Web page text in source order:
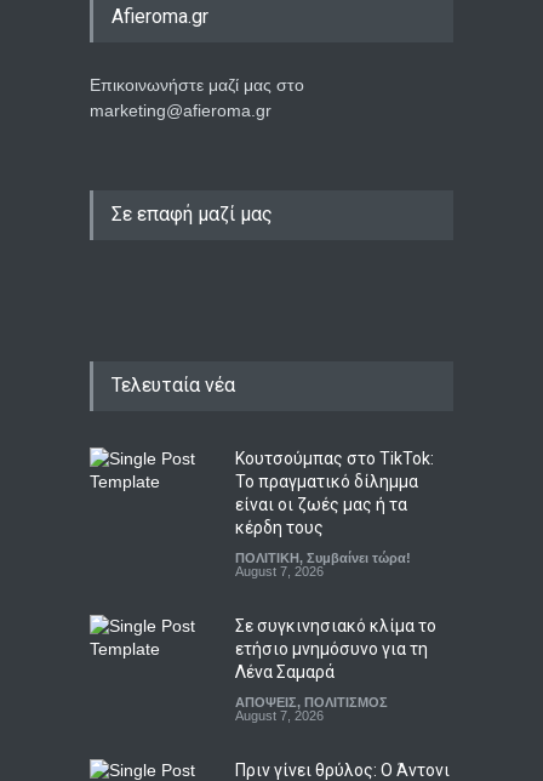
Afieroma.gr
Επικοινωνήστε μαζί μας στο
marketing@afieroma.gr
Σε επαφή μαζί μας
Τελευταία νέα
Κουτσούμπας στο TikTok:
Το πραγματικό δίλημμα
είναι οι ζωές μας ή τα
κέρδη τους
ΠΟΛΙΤΙΚΗ, Συμβαίνει τώρα!
August 7, 2026
Σε συγκινησιακό κλίμα το
ετήσιο μνημόσυνο για τη
Λένα Σαμαρά
ΑΠΟΨΕΙΣ, ΠΟΛΙΤΙΣΜΟΣ
August 7, 2026
Πριν γίνει θρύλος: Ο Άντονι